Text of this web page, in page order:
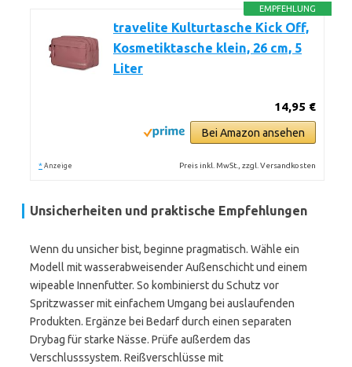
EMPFEHLUNG
travelite Kulturtasche Kick Off,
Kosmetiktasche klein, 26 cm, 5
Liter
14,95 €
Bei Amazon ansehen
* Anzeige Preis inkl. MwSt., zzgl. Versandkosten
Unsicherheiten und praktische Empfehlungen
Wenn du unsicher bist, beginne pragmatisch. Wähle ein
Modell mit wasserabweisender Außenschicht und einem
wipeable Innenfutter. So kombinierst du Schutz vor
Spritzwasser mit einfachem Umgang bei auslaufenden
Produkten. Ergänze bei Bedarf durch einen separaten
Drybag für starke Nässe. Prüfe außerdem das
Verschlusssystem. Reißverschlüsse mit